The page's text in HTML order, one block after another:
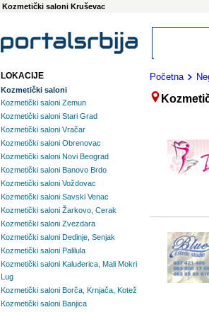
Kozmetički saloni Kruševac
Početna
LOKACIJE
Kozmetički saloni
Kozmetički saloni Zemun
Kozmetički saloni Stari Grad
Kozmetički saloni Vračar
Kozmetički saloni Obrenovac
Kozmetički saloni Novi Beograd
Kozmetički saloni Banovo Brdo
Kozmetički saloni Voždovac
Kozmetički saloni Savski Venac
Kozmetički saloni Žarkovo, Cerak
Kozmetički saloni Zvezdara
Kozmetički saloni Dedinje, Senjak
Kozmetički saloni Palilula
Kozmetički saloni Kaluđerica, Mali Mokri
Lug
Kozmetički saloni Borča, Krnjača, Kotež
Kozmetički saloni Banjica